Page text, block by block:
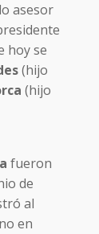
asesor
hoy se
(hijo
(hijo
fueron
de
al
en